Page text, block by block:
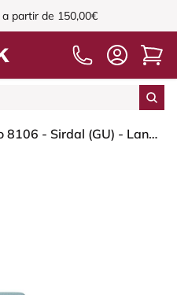
a partir de 150,00€
HÅG Capisco 8106 - Sirdal (GU) - Lana - SRD730 Blue - Black - 265 mm (seat height 53-79cm) - Soft castors for hard floors